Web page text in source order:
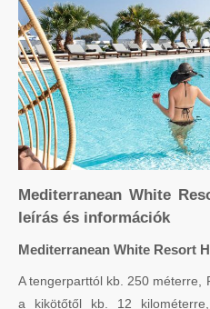
Mediterranean White
leírás és információk
Mediterranean White Resort
A tengerparttól kb. 250 méterre,
a kikötőtől kb. 12